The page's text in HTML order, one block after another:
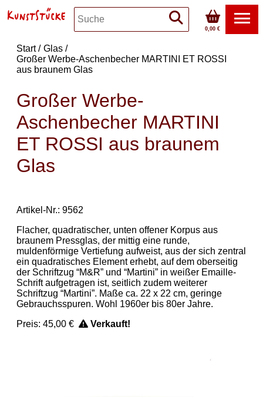
0,00 €
Start
Glas
Großer Werbe-Aschenbecher MARTINI ET ROSSI
aus braunem Glas
Großer Werbe-
Aschenbecher MARTINI
ET ROSSI aus braunem
Glas
Artikel-Nr.: 9562
Flacher, quadratischer, unten offener Korpus aus
braunem Pressglas, der mittig eine runde,
muldenförmige Vertiefung aufweist, aus der sich zentral
ein quadratisches Element erhebt, auf dem oberseitig
der Schriftzug “M&R” und “Martini” in weißer Emaille-
Schrift aufgetragen ist, seitlich zudem weiterer
Schriftzug “Martini”. Maße ca. 22 x 22 cm, geringe
Gebrauchsspuren. Wohl 1960er bis 80er Jahre.
Preis: 45,00 € Verkauft!